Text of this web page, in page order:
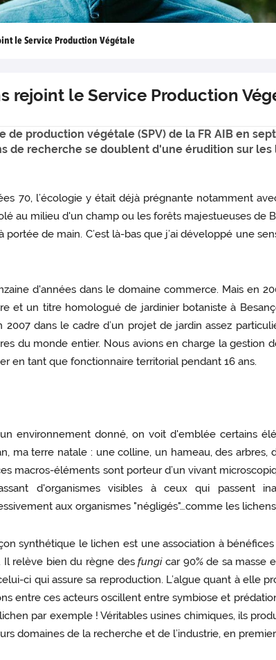
le Service Production Végétale
rejoint le Service Production
production végétale (SPV) de la FR AIB en
de recherche se doublent d'une érudition sur les
70, l’écologie y était déjà prégnante notamment
au milieu d'un champ ou les forêts majestueuses de
de main. C’est là-bas que j’ai développé une
d'années dans le domaine commerce. Mais en
et un titre homologué de jardinier botaniste à
dans le cadre d’un projet de jardin assez
du monde entier. Nous avions en charge la gestion
en tant que fonctionnaire territorial pendant 16 ans.
environnement donné, on voit d'emblée certains
ma terre natale : une colline, un hameau, des arbres,
macros-éléments sont porteur d’un vivant
d'organismes visibles à ceux qui passent
aux organismes "négligés"…comme les
synthétique le lichen est une association à
Il relève bien du règne desfungicar 90% de sa masse
ci qui assure sa reproduction. L’algue quant à elle
entre ces acteurs oscillent entre symbiose et
par exemple ! Véritables usines chimiques, ils
domaines de la recherche et de l’industrie, en